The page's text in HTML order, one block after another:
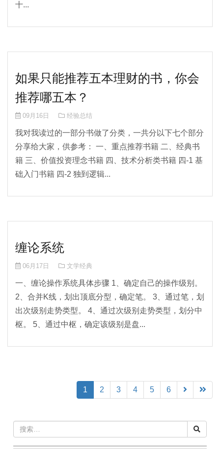
十...
如果只能推荐五本理财的书，你会
推荐哪五本？
09月16日 经验总结
我对我读过的一部分书做了分类，一共分以下七个部分
分享给大家，供参考： 一、重点推荐书籍 二、经典书
籍 三、价值投资理念书籍 四、技术分析类书籍 四-1 基
础入门书籍 四-2 独到逻辑...
缠论系统
06月17日 文学经典
一、缠论操作系统具体步骤 1、确定自己的操作级别。
2、合并K线，划出顶底分型，确定笔。 3、通过笔，划
出次级别走势类型。 4、通过次级别走势类型，划分中
枢。 5、通过中枢，确定该级别是盘...
1 (current)
2 3 4 5 6